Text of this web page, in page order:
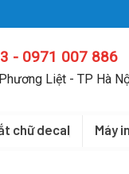
- 0971 007 886
Liệt - TP Hà
chữ decal Máy